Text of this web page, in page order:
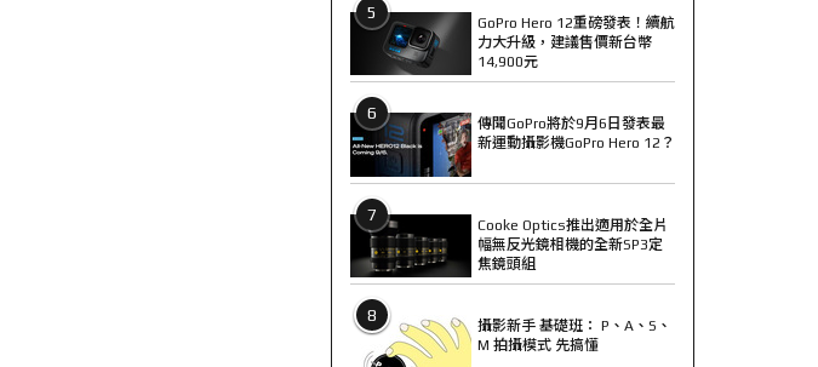
5
GoPro Hero 12重磅發表！續航
力大升級，建議售價新台幣
14,900元
6
傳聞GoPro將於9月6日發表最
新運動攝影機GoPro Hero 12？
7
Cooke Optics推出適用於全片
幅無反光鏡相機的全新SP3定
焦鏡頭組
8
攝影新手 基礎班： P、A、S、
M 拍攝模式 先搞懂